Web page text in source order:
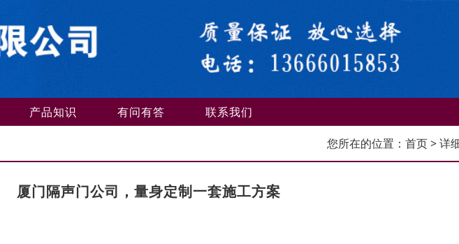
产品知识 有问有答 联系我们
您所在的位置： 首页> 详
厦门隔声门公司，量身定制一套施工方案